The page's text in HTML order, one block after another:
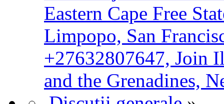
Eastern Cape Free
Limpopo, San
+27632807647, Join
and the Grenadines,